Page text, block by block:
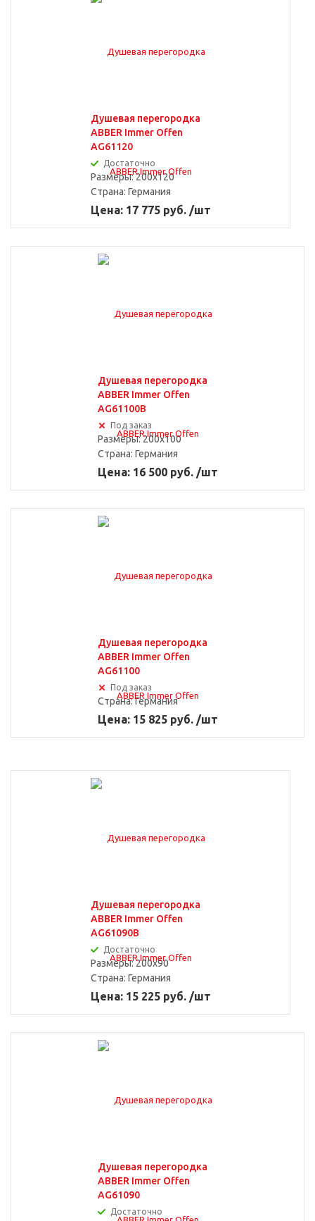
Душевая перегородка
ABBER Immer Offen
AG61120
Достаточно
Размеры: 200x120
Страна: Германия
Цена: 17 775 руб. /шт
Душевая перегородка
ABBER Immer Offen
AG61100B
Под заказ
Размеры: 200x100
Страна: Германия
Цена: 16 500 руб. /шт
Душевая перегородка
ABBER Immer Offen
AG61100
Под заказ
Страна:Германия
Цена: 15 825 руб. /шт
Душевая перегородка
ABBER Immer Offen
AG61090B
Достаточно
Размеры: 200x90
Страна: Германия
Цена: 15 225 руб. /шт
Душевая перегородка
ABBER Immer Offen
AG61090
Достаточно